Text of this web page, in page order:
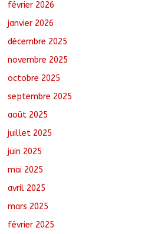
février 2026
janvier 2026
décembre 2025
novembre 2025
octobre 2025
septembre 2025
août 2025
juillet 2025
juin 2025
mai 2025
avril 2025
mars 2025
février 2025